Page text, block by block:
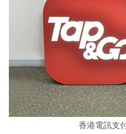
香港電訊支